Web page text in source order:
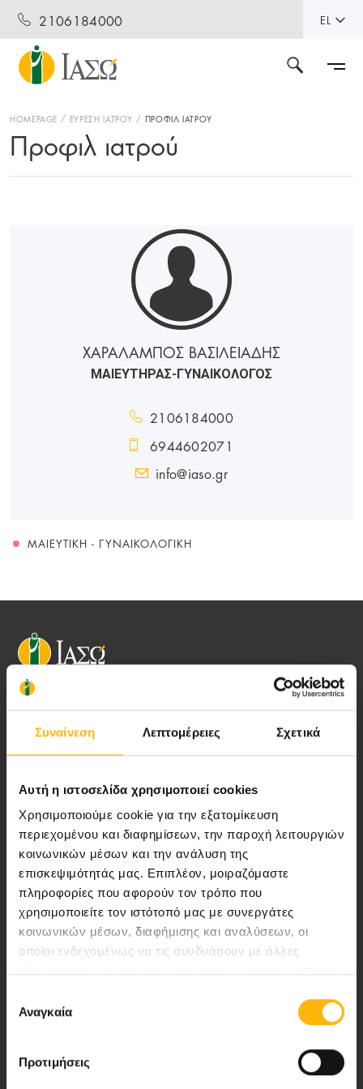
Συναίνεση Λεπτομέρειες Σχετικά
Αυτή η ιστοσελίδα χρησιμοποιεί cookies
Χρησιμοποιούμε cookie για την εξατομίκευση
περιεχομένου και διαφημίσεων, την παροχή λειτουργιών
κοινωνικών μέσων και την ανάλυση της
επισκεψιμότητάς μας. Επιπλέον, μοιραζόμαστε
πληροφορίες που αφορούν τον τρόπο που
χρησιμοποιείτε τον ιστότοπό μας με συνεργάτες
κοινωνικών μέσων, διαφήμισης και αναλύσεων, οι
οποίοι ενδεχομένως να τις συνδυάσουν με άλλες
των υπηρεσιών τους.
συγκατάθεσης
Αναγκαία
Προτιμήσεις
2106184000 EL
HOMEPAGE ΕΥΡΕΣΗ ΙΑΤΡΟΥ ΠΡΟΦΙΛ ΙΑΤΡΟΥ
Προφιλ ιατρού
ΧΑΡΑΛΑΜΠΟΣ ΒΑΣΙΛΕΙΑΔΗΣ
ΜΑΙΕΥΤΗΡΑΣ-ΓΥΝΑΙΚΟΛΟΓΟΣ
2106184000
6944602071
info@iaso.gr
ΜΑΙΕΥΤΙΚΉ - ΓΥΝΑΙΚΟΛΟΓΙΚΉ
ποιότητας ολοκληρωμένες υπηρεσίες
Περιοχή Ιατρών
Εκδηλώσεις